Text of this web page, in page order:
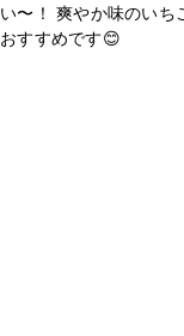
い〜！ 爽やか味のいち
おすすめです😊